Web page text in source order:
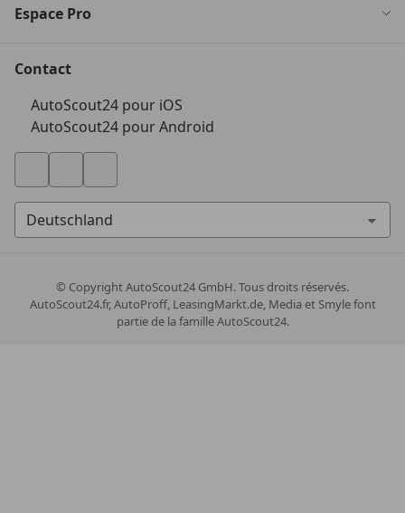
Espace Pro
Contact
AutoScout24 pour iOS
AutoScout24 pour Android
© CopyrightAutoScout24 GmbH. Tous droits réservés.
AutoScout24.fr, AutoProff, LeasingMarkt.de, Media et Smyle font
partie de la famille AutoScout24.